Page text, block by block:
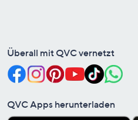
Überall mit QVC vernetzt
QVC Apps herunterladen